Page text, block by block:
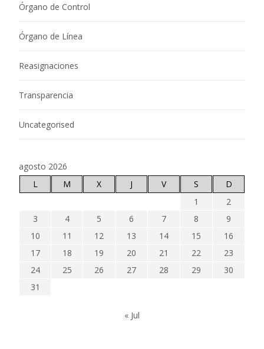
Órgano de Control
Órgano de Línea
Reasignaciones
Transparencia
Uncategorised
agosto 2026
L
M X J V S
D
1
2
3
4 5 6 7 8
9
10
11 12 13 14 15
16
17
18 19 20 21 22
23
24
25 26 27 28 29
30
31
« Jul